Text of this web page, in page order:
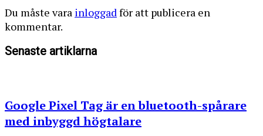
Du måste vara inloggad för att publicera en
kommentar.
Senaste artiklarna
Google Pixel Tag är en bluetooth-spårare
med inbyggd högtalare